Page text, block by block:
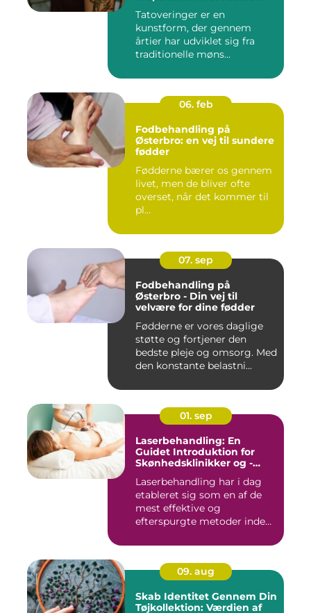
Tatoveringer er en
kunstform, der gennem
årtier har udviklet sig fra
traditionelle møns...
06. feb
Fodbehandling på
Østerbro: en vej til sundere
fødder
Fødderne bærer os gennem
livet, men de bliver ofte
overset, når det kommer til
pl...
07. sep
Fodbehandling på
Østerbro - Din vej til
velvære for dine fødder
Fødderne er vores daglige
støtte og fortjener den
bedste pleje og omsorg. Med
den konstante belastni...
01. sep
Laserbehandling: En
Guidet Introduktion for
Skønhedsklinikker og -
Laserbehandling har i dag
etableret sig som en af de
mest effektive og
efterspurgte metoder inden
09. aug
Skab Identitet Gennem Din
Tøjkollektion: Værdien af